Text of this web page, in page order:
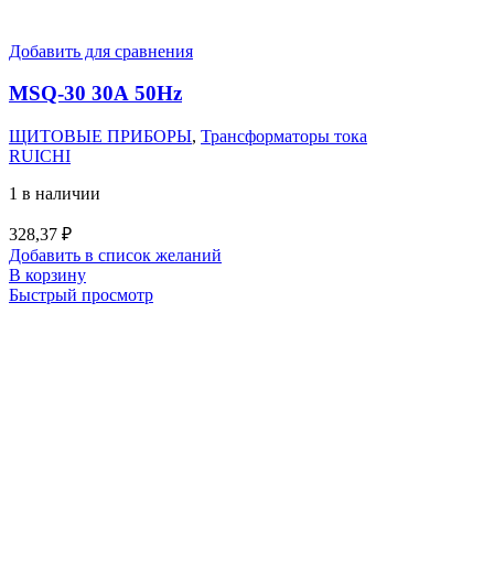
Добавить для сравнения
MSQ-30 30А 50Hz
ЩИТОВЫЕ ПРИБОРЫ, Трансформаторы тока
RUICHI
1 в наличии
328,37 ₽
Добавить в список желаний
В корзину
Быстрый просмотр